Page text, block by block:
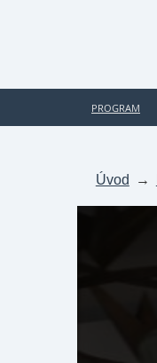
PROGRAM
Úvod →